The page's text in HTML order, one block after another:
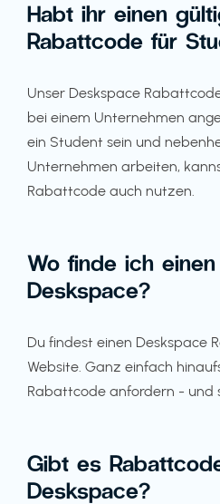
Habt ihr einen
Rabattcode für
Unser Deskspace
bei einem Unternehmen
ein Student sein und
Unternehmen arbeiten,
Rabattcode auch nutzen.
Wo finde ich
Deskspace?
Du findest einen Deskspace
Website. Ganz einfach
Rabattcode anfordern - und
Gibt es
Deskspace?